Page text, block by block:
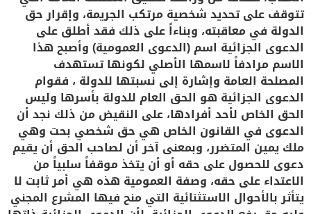
تتوقف على تحديد شخصية مرتكب الجريمة، وإقرار حق
الدولة في معاقبته، وبناءاً على ذلك فقد أطلق على
الدعوى الجزائية اسم (الدعوى العمومية) وأصبح هذا
الاسم مرادفاً لاسمها الأصلي لكونها تستهدف
المصلحة العامة وإشارة إلى نسبتها للدولة ، فقوام
الدعوى الجزائية هو الحق العام للدولة بأسرها وليس
الحق الخاص لأحد أفرادها، على النقيض من ذلك نجد أن
الدعوى في القانون الخاص هي حق شخصي بحت وهي
ملك يمين المتضرر، وبمعنى آخر أن لصاحب الحق أن يقيم
دعوى للحصول على حقه أو أن يتخذ موقفاً سلبياً من
الاعتداء على حقه، وصفة العمومية هذه هي أمر ثابت لا
يتأثر بالأحوال الاستثنائية التي منح فيها المشرع المجني